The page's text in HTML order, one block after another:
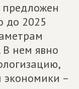
предложен
до 2025
нем явно
экономики –